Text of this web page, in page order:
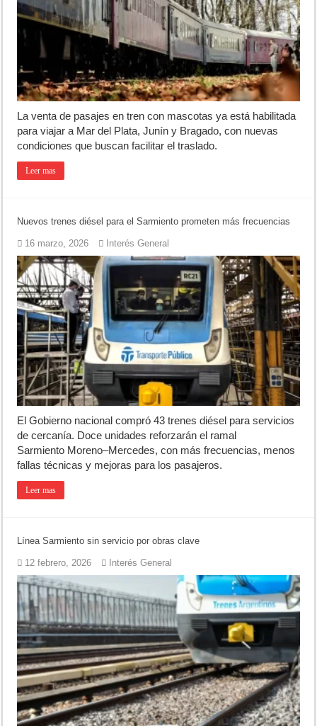
Luján volvió al Campeonato Provincial de bochas
Torres se prepara para una nueva fiesta gastronómica
Patentes: La Provincia lanzó un asistente virtual para consultar
La venta de pasajes en tren con mascotas ya está habilitada
para viajar a Mar del Plata, Junín y Bragado, con nuevas
condiciones que buscan facilitar el traslado.
Leer mas
Nuevos trenes diésel para el Sarmiento prometen más frecuencias
16 marzo, 2026 Interés General
El Gobierno nacional compró 43 trenes diésel para servicios
de cercanía. Doce unidades reforzarán el ramal
Sarmiento Moreno–Mercedes, con más frecuencias, menos
fallas técnicas y mejoras para los pasajeros.
Leer mas
Línea Sarmiento sin servicio por obras clave
12 febrero, 2026 Interés General